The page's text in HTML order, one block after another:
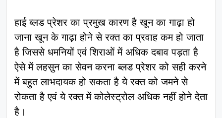
हाई ब्लड प्रेशर का प्रमुख कारण है खून का गाढ़ा हो
जाना खून के गाढ़ा होने से रक्त का प्रवाह कम हो जाता
है जिससे धमनियों एवं शिराओं में अधिक दबाव पड़ता है
ऐसे में लहसुन का सेवन करना ब्लड प्रेशर को सही करने
में बहुत लाभदायक हो सकता है ये रक्त को जमने से
रोकता है एवं ये रक्त में कोलेस्ट्रोल अधिक नहीं होने देता
है।